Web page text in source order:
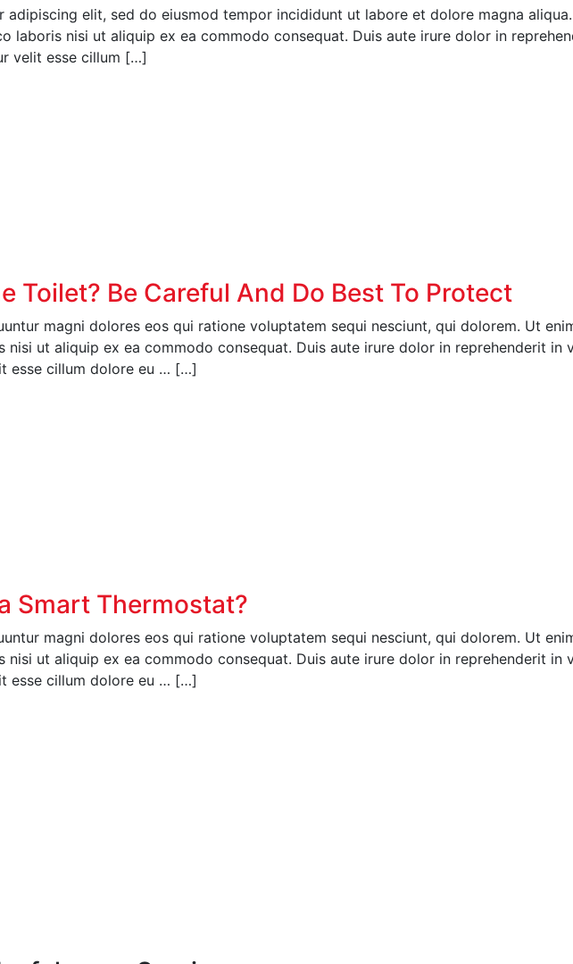
elit, sed do eiusmod tempor incididunt ut labore et dolore magna
laboris nisi ut aliquip ex ea commodo consequat. Duis aute irure dolor in
velit esse cillum […]
Toilet? Be Careful And Do Best To Protect
magni dolores eos qui ratione voluptatem sequi nesciunt, qui dolorem. Ut
ut aliquip ex ea commodo consequat. Duis aute irure dolor in reprehenderit in
esse cillum dolore eu … […]
Smart Thermostat?
magni dolores eos qui ratione voluptatem sequi nesciunt, qui dolorem. Ut
ut aliquip ex ea commodo consequat. Duis aute irure dolor in reprehenderit in
esse cillum dolore eu … […]